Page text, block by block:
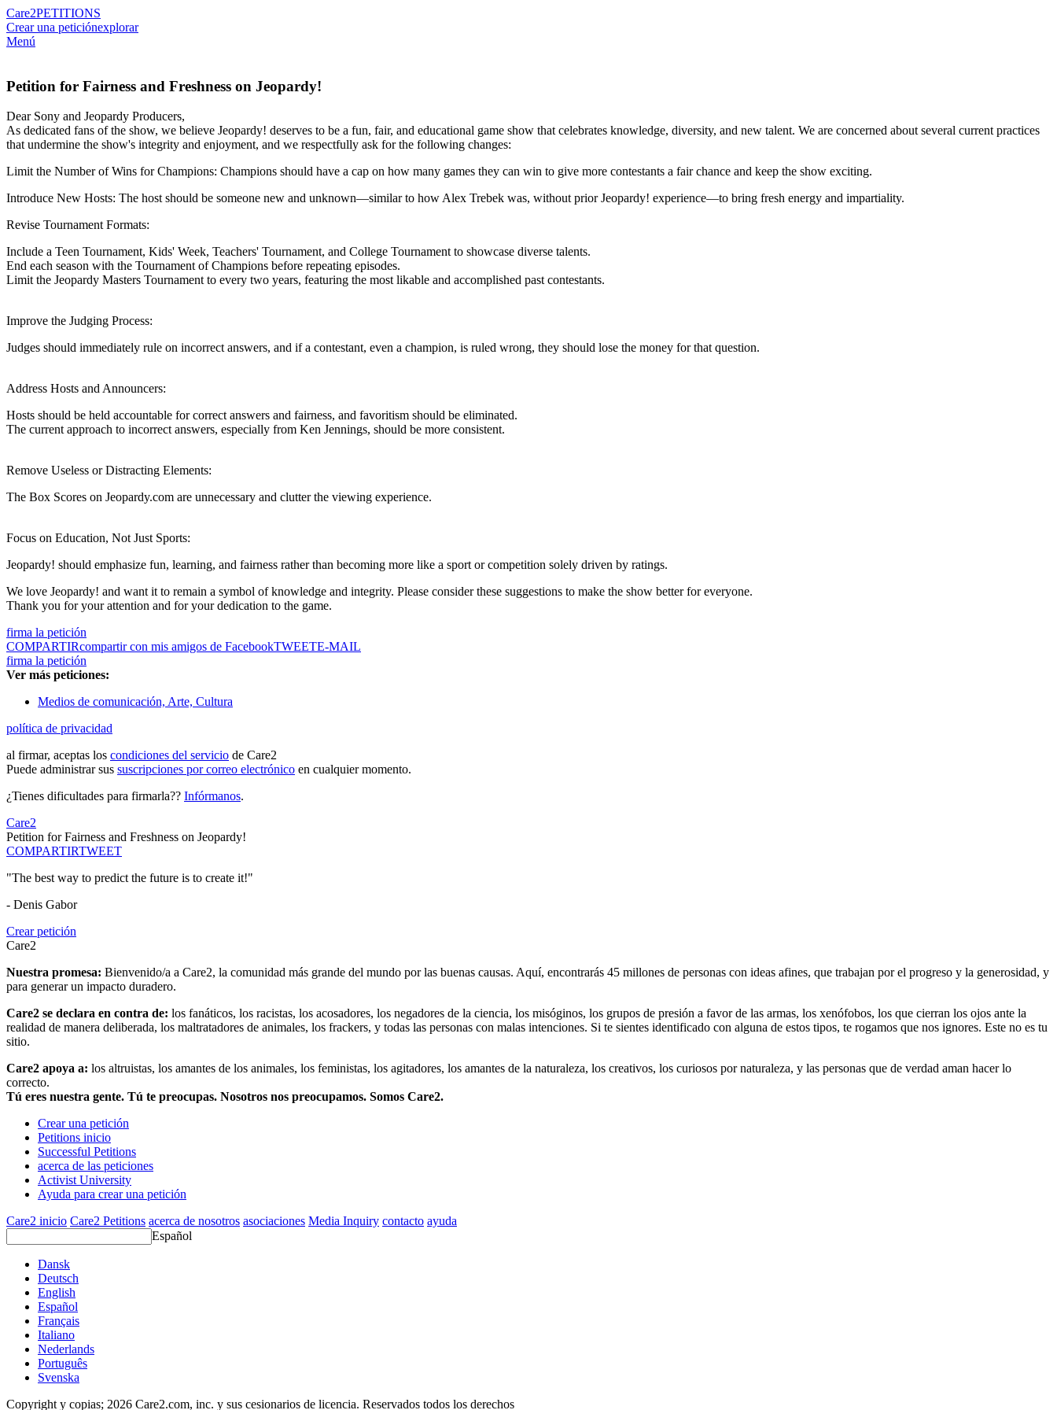
Care2PETITIONS
Crear una peticiónexplorar
Menú
Petition for Fairness and Freshness on Jeopardy!
Dear Sony and Jeopardy Producers,
As dedicated fans of the show, we believe Jeopardy! deserves to be a fun, fair, and educational game show that celebrates knowledge, diversity, and new talent. We are concerned about several current practices
that undermine the show's integrity and enjoyment, and we respectfully ask for the following changes:
Limit the Number of Wins for Champions: Champions should have a cap on how many games they can win to give more contestants a fair chance and keep the show exciting.
Introduce New Hosts: The host should be someone new and unknown—similar to how Alex Trebek was, without prior Jeopardy! experience—to bring fresh energy and impartiality.
Revise Tournament Formats:
Include a Teen Tournament, Kids' Week, Teachers' Tournament, and College Tournament to showcase diverse talents.
End each season with the Tournament of Champions before repeating episodes.
Limit the Jeopardy Masters Tournament to every two years, featuring the most likable and accomplished past contestants.
Improve the Judging Process:
Judges should immediately rule on incorrect answers, and if a contestant, even a champion, is ruled wrong, they should lose the money for that question.
Address Hosts and Announcers:
Hosts should be held accountable for correct answers and fairness, and favoritism should be eliminated.
The current approach to incorrect answers, especially from Ken Jennings, should be more consistent.
Remove Useless or Distracting Elements:
The Box Scores on Jeopardy.com are unnecessary and clutter the viewing experience.
Focus on Education, Not Just Sports:
Jeopardy! should emphasize fun, learning, and fairness rather than becoming more like a sport or competition solely driven by ratings.
We love Jeopardy! and want it to remain a symbol of knowledge and integrity. Please consider these suggestions to make the show better for everyone.
Thank you for your attention and for your dedication to the game.
firma la petición
COMPARTIRcompartir con mis amigos de FacebookTWEETE-MAIL
firma la petición
Ver más peticiones:
Medios de comunicación, Arte, Cultura
política de privacidad
al firmar, aceptas los condiciones del servicio de Care2
Puede administrar sus suscripciones por correo electrónico en cualquier momento.
¿Tienes dificultades para firmarla?? Infórmanos.
Care2
Petition for Fairness and Freshness on Jeopardy!
COMPARTIRTWEET
"The best way to predict the future is to create it!"
- Denis Gabor
Crear petición
Care2
Nuestra promesa: Bienvenido/a a Care2, la comunidad más grande del mundo por las buenas causas. Aquí, encontrarás 45 millones de personas con ideas afines, que trabajan por el progreso y la generosidad, y
para generar un impacto duradero.
Care2 se declara en contra de: los fanáticos, los racistas, los acosadores, los negadores de la ciencia, los misóginos, los grupos de presión a favor de las armas, los xenófobos, los que cierran los ojos ante la
realidad de manera deliberada, los maltratadores de animales, los frackers, y todas las personas con malas intenciones. Si te sientes identificado con alguna de estos tipos, te rogamos que nos ignores. Este no es tu
sitio.
Care2 apoya a: los altruistas, los amantes de los animales, los feministas, los agitadores, los amantes de la naturaleza, los creativos, los curiosos por naturaleza, y las personas que de verdad aman hacer lo
correcto.
Tú eres nuestra gente. Tú te preocupas. Nosotros nos preocupamos. Somos Care2.
Crear una petición
Petitions inicio
Successful Petitions
acerca de las peticiones
Activist University
Ayuda para crear una petición
Care2 inicio Care2 Petitions acerca de nosotros asociaciones Media Inquiry contacto ayuda
Español
Dansk
Deutsch
English
Español
Français
Italiano
Nederlands
Português
Svenska
Copyright y copias; 2026 Care2.com, inc. y sus cesionarios de licencia. Reservados todos los derechos